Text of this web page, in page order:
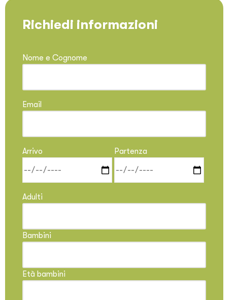
Richiedi informazioni
Nome e Cognome
Email
Arrivo Partenza
Adulti
Bambini
Età bambini